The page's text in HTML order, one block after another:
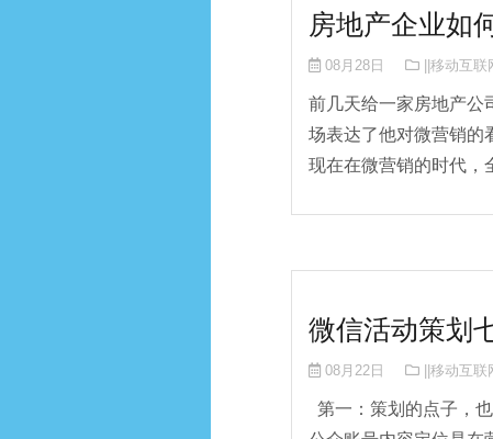
房地产企业如
08月28日 ||移动互联
前几天给一家房地产公
场表达了他对微营销的
现在在微营销的时代，
微信活动策划
08月22日 ||移动互联
第一：策划的点子，